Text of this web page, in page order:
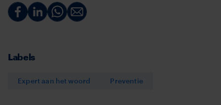
Deel Deel Deel Deel
Labels
Expert aan het woord Preventie